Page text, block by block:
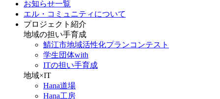
お知らせ一覧
エル・コミュニティについて
プロジェクト紹介
地域の担い手育成
鯖江市地域活性化プランコンテスト
学生団体with
ITの担い手育成
地域×IT
Hana道場
Hana工房